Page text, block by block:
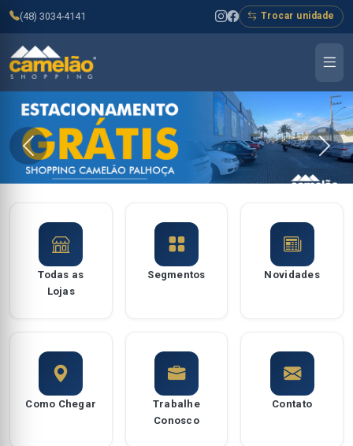
(48) 3034-4141 Trocar unidade
Todas as
Lojas
Segmentos Novidades
Como Chegar
Trabalhe
Conosco
Contato